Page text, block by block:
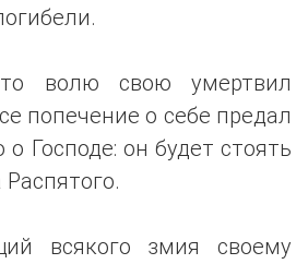
волю свою умертвил
попечение о себе предал
Господе: он будет стоять
всякого змия своему